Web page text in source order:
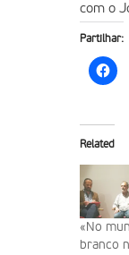
com o
Partilhar:
Related
«No
branco